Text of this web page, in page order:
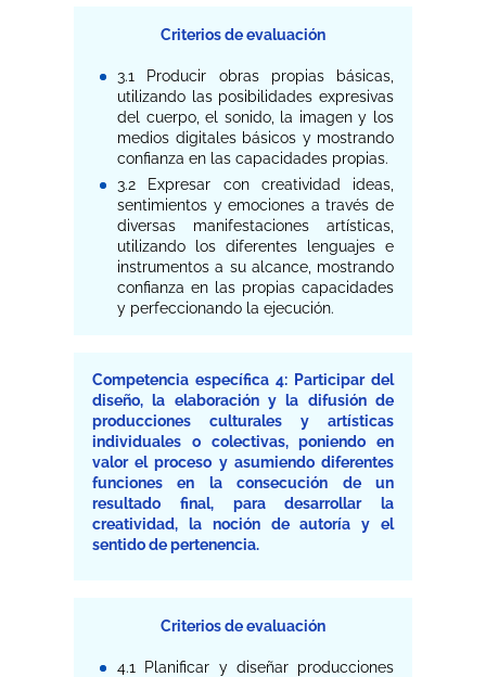
Criterios de evaluación
3.1 Producir obras propias básicas,
utilizando las posibilidades expresivas
del cuerpo, el sonido, la imagen y los
medios digitales básicos y mostrando
confianza en las capacidades propias.
3.2 Expresar con creatividad ideas,
sentimientos y emociones a través de
diversas manifestaciones artísticas,
utilizando los diferentes lenguajes e
instrumentos a su alcance, mostrando
confianza en las propias capacidades
y perfeccionando la ejecución.
Competencia específica 4: Participar del
diseño, la elaboración y la difusión de
producciones culturales y artísticas
individuales o colectivas, poniendo en
valor el proceso y asumiendo diferentes
funciones en la consecución de un
resultado final, para desarrollar la
creatividad, la noción de autoría y el
sentido de pertenencia.
Criterios de evaluación
4.1 Planificar y diseñar producciones